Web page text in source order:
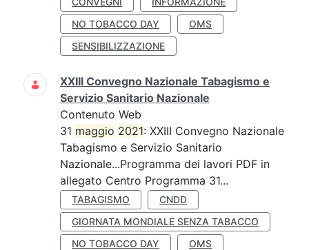
NO TOBACCO DAY
OMS
SENSIBILIZZAZIONE
XXIII Convegno Nazionale Tabagismo e
Servizio Sanitario Nazionale
Contenuto Web
31 maggio 2021: XXIII Convegno Nazionale
Tabagismo e Servizio Sanitario
Nazionale...Programma dei lavori PDF in
allegato Centro Programma 31...
TABAGISMO
CNDD
GIORNATA MONDIALE SENZA TABACCO
NO TOBACCO DAY
OMS